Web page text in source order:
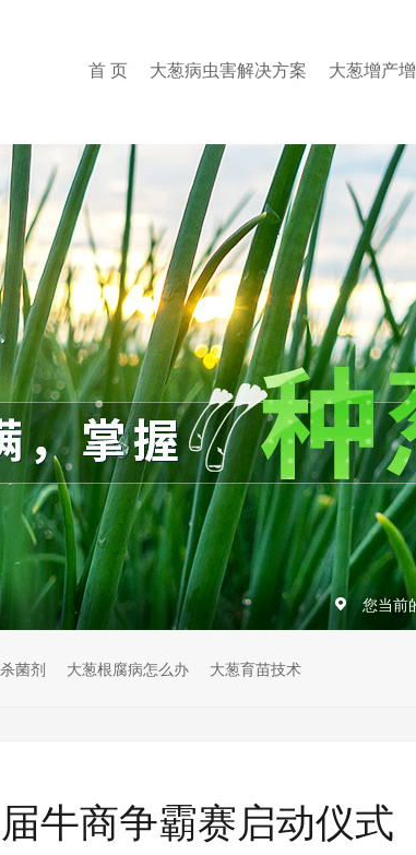
首 页 大葱病虫害解决方案 大葱增产
您当前
菌剂 大葱根腐病怎么办 大葱育苗技术
牛商争霸赛启动仪式